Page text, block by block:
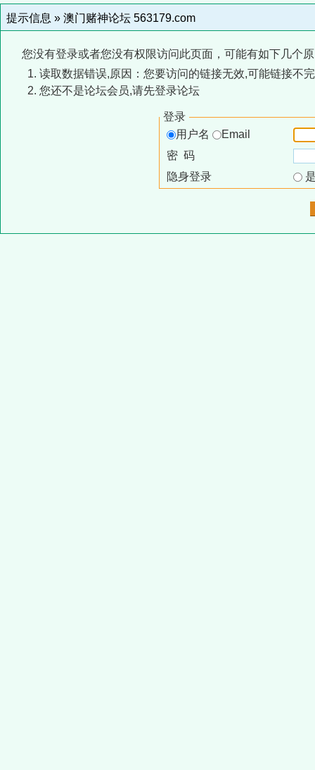
提示信息 » 澳门赌神论坛 563179.com
您没有登录或者您没有权限访问此页面，可能有如下几个
读取数据错误,原因：您要访问的链接无效,可能链接不
您还不是论坛会员,请先登录论坛
登录
用户名
Email
密 码
隐身登录